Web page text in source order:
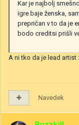
Kar je najbolj
igre baje ženska,
prepričan v to da je
bodo creditsi prišli
A ni tko da je lead
Navedek